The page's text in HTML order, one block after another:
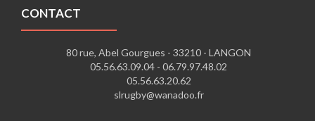
CONTACT
80 rue, Abel Gourgues - 33210 - LANGON
05.56.63.09.04 - 06.79.97.48.02
05.56.63.20.62
slrugby@wanadoo.fr